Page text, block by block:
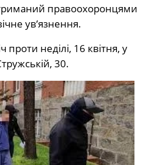
правоохоронцями
ув’язнення.
проти неділі, 16 квітня, у
30.